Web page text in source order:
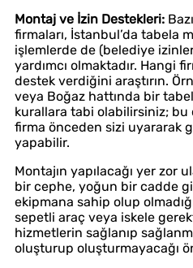
Montaj ve İzin Destekleri:
firmaları, İstanbul’da tabela
işlemlerde de (belediye
yardımcı olmaktadır. Hangi
destek verdiğini araştırın.
veya Boğaz hattında bir
kurallara tabi olabilirsiniz;
firma önceden sizi uyararak
yapabilir.
Montajın yapılacağı yer zor
bir cephe, yoğun bir cadde
ekipmana sahip olup
sepetli araç veya iskele
hizmetlerin sağlanıp
oluşturup oluşturmayacağı